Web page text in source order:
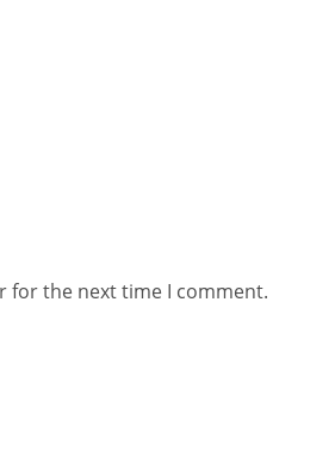
for the next time I comment.